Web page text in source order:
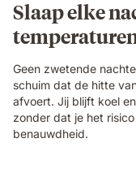
Slaap elke
Geen zwetende
schuim dat de hitte
afvoert. Jij blijft koel
zonder dat je het
benauwdheid.